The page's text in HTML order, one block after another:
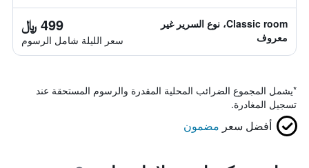
Classic room، نوع السرير غير
معروف
499 ﷼
سعر الليلة شامل الرسوم
*يشمل المجموع الضرائب المحلية المقدرة والرسوم المستحقة عند
تسجيل المغادرة.
أفضل سعر مضمون